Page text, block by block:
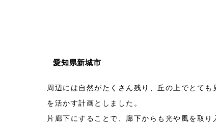
愛知県新城市
周辺には自然がたくさん残り、丘の上でとて
を活かす計画としました。
片廊下にすることで、廊下からも光や風を取